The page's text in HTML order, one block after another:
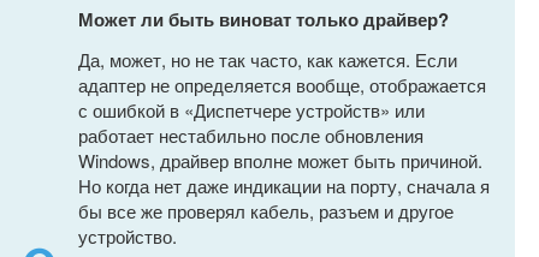
Может ли быть виноват только драйвер?
Да, может, но не так часто, как кажется. Если
адаптер не определяется вообще, отображается
с ошибкой в «Диспетчере устройств» или
работает нестабильно после обновления
Windows, драйвер вполне может быть причиной.
Но когда нет даже индикации на порту, сначала я
бы все же проверял кабель, разъем и другое
устройство.